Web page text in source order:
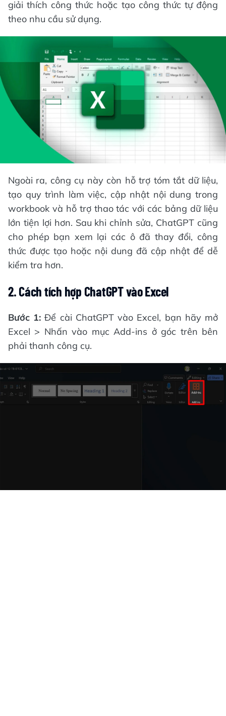
giải thích công thức hoặc tạo công thức tự động
theo nhu cầu sử dụng.
Ngoài ra, công cụ này còn hỗ trợ tóm tắt dữ liệu,
tạo quy trình làm việc, cập nhật nội dung trong
workbook và hỗ trợ thao tác với các bảng dữ liệu
lớn tiện lợi hơn. Sau khi chỉnh sửa, ChatGPT cũng
cho phép bạn xem lại các ô đã thay đổi, công
thức được tạo hoặc nội dung đã cập nhật để dễ
kiểm tra hơn.
2. Cách tích hợp ChatGPT vào Excel
Bước 1: Để cài ChatGPT vào Excel, bạn hãy mở
Excel > Nhấn vào mục Add-ins ở góc trên bên
phải thanh công cụ.